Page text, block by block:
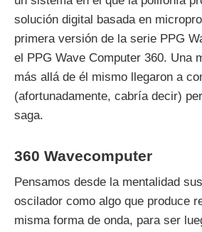
solución digital basada en
primera versión de la serie PPG
el PPG Wave Computer 360. Una
más allá de él mismo llegaron a
(afortunadamente, cabría decir)
saga.
360 Wavecomputer
Pensamos desde la mentalidad
oscilador como algo que produce
misma forma de onda, para ser